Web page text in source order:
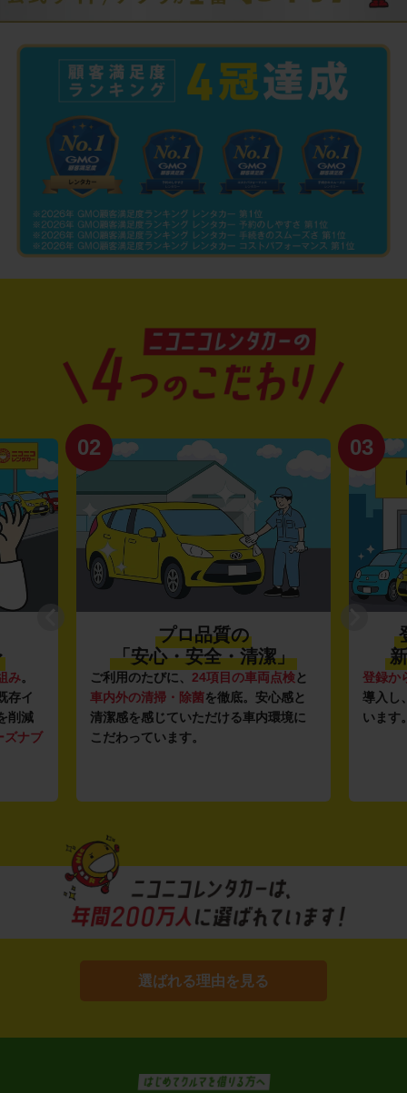
み。
存イ
削減
ズナブ
02
プロ品質の
「安心・安全・清潔」
ご利用のたびに、 24項目の車両点検と
車内外の清掃・除菌を徹底。安心感と
清潔感を感じていただける車内環境に
こだわっています。
03
登録か
導入し
います
選ばれる理由を見る